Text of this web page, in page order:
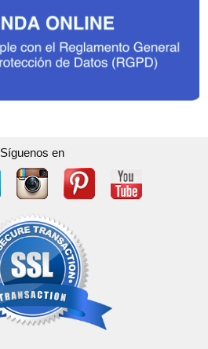
Síguenos en